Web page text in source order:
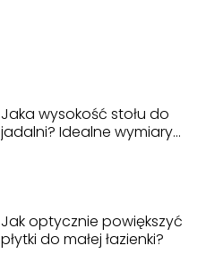
Jaka wysokość stołu do
jadalni? Idealne wymiary
Jak optycznie powiększyć
płytki do małej łazienki?